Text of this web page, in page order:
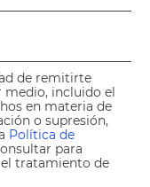
de remitirte
incluido el
en materia de
o supresión,
Política de
para
tratamiento de